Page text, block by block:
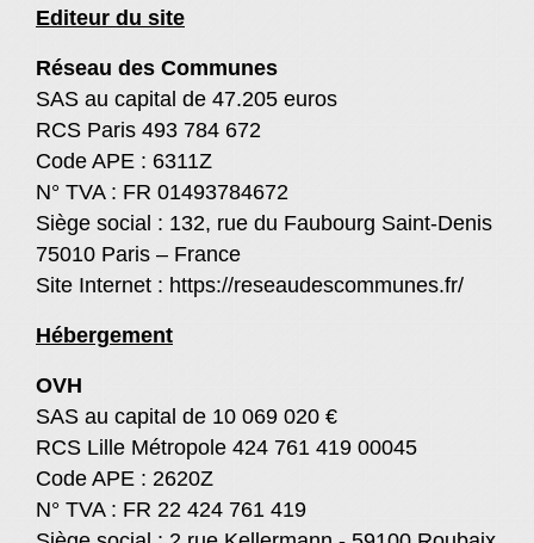
Editeur du site
Réseau des Communes
SAS au capital de 47.205 euros
RCS Paris 493 784 672
Code APE : 6311Z
N° TVA : FR 01493784672
Siège social : 132, rue du Faubourg Saint-Denis
75010 Paris – France
Site Internet : https://reseaudescommunes.fr/
Hébergement
OVH
SAS au capital de 10 069 020 €
RCS Lille Métropole 424 761 419 00045
Code APE : 2620Z
N° TVA : FR 22 424 761 419